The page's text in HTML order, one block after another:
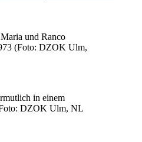
und Ranco
(Foto: DZOK Ulm,
in einem
DZOK Ulm, NL